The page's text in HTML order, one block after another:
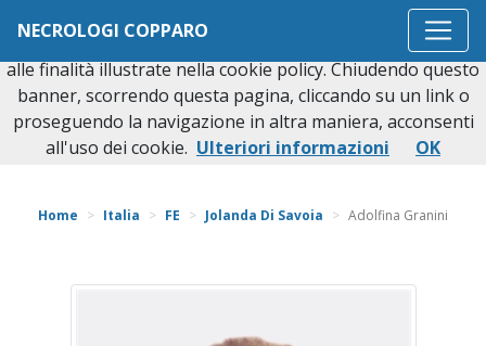
NECROLOGI COPPARO
Torna indietro
Home Italia FE Jolanda Di Savoia Adolfina Granini
Questo sito o gli strumenti terzi da questo utilizzati si
avvalgono di cookie necessari al funzionamento ed utili
alle finalità illustrate nella cookie policy. Chiudendo questo
banner, scorrendo questa pagina, cliccando su un link o
proseguendo la navigazione in altra maniera, acconsenti
all'uso dei cookie. Ulteriori informazioni OK